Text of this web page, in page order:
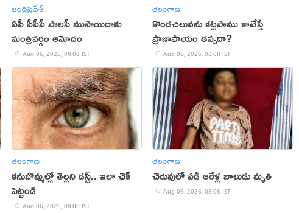
ఆంధ్రప్రదేశ్
ఏపీ పీపీపీ పాలసీ ముసాయిదాకు
మంత్రివర్గం ఆమోదం
Aug 06, 2026, 08:08 IST
తెలంగాణ
కొండచిలువను కట్లపాము కాటేస్తే
ప్రాణాపాయం తప్పదా?
Aug 06, 2026, 08:08 IST
తెలంగాణ
కనుబొమ్మల్లో తెల్లని డస్ట్.. ఇలా చెక్
పెట్టండి
Aug 06, 2026, 08:08 IST
తెలంగాణ
చెరువులో పడి ఆరేళ్ల బాలుడు మృతి
Aug 06, 2026, 08:08 IST